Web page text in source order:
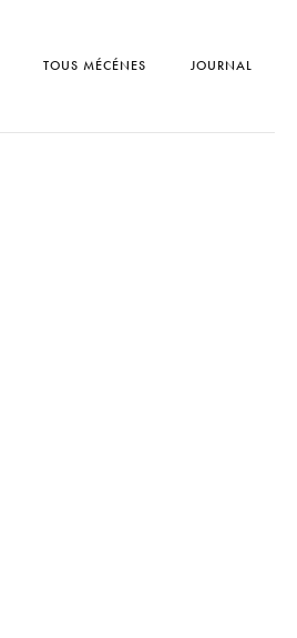
TOUS MÉCÉNES JOURNAL